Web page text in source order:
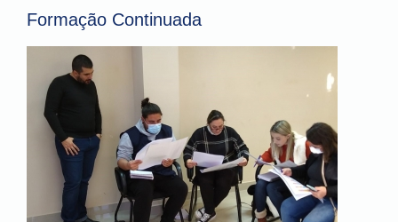
Formação Continuada